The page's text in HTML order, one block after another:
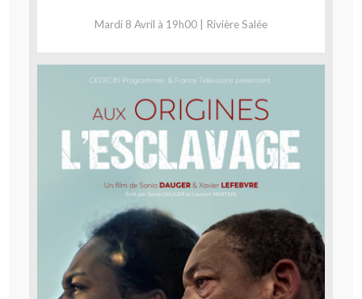
Mardi 8 Avril à 19h00 | Rivière Salée